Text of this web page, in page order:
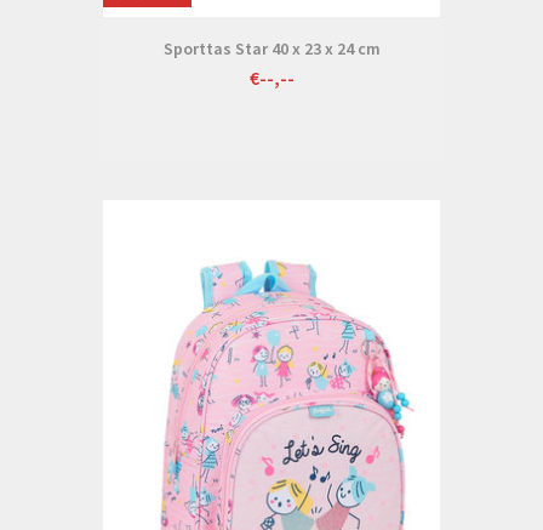
Sporttas Star 40 x 23 x 24 cm
€--,--